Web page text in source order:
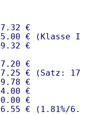
€
€ (Klasse I)
€
€
€ (Satz:
€
€
€
€ ( 1.81%/